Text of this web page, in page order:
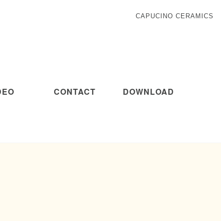
CAPUCINO CERAMICS
CONTACT DOWNLOAD